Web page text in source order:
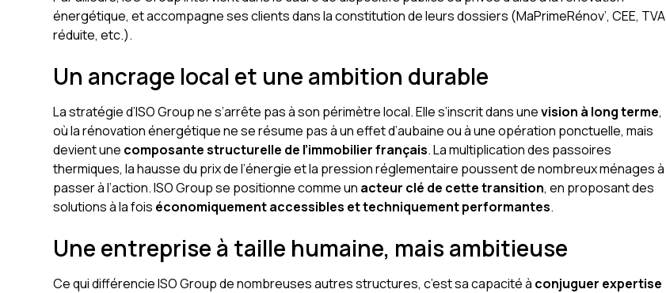
énergétique, et accompagne ses clients dans la constitution de leurs dossiers (MaPrimeRénov’, CEE, TVA
réduite, etc.).
Un ancrage local et une ambition durable
La stratégie d’ISO Group ne s’arrête pas à son périmètre local. Elle s’inscrit dans unevision à long terme,
où la rénovation énergétique ne se résume pas à un effet d’aubaine ou à une opération ponctuelle, mais
devient une composante structurelle de l’immobilier français. La multiplication des passoires
thermiques, la hausse du prix de l’énergie et la pression réglementaire poussent de nombreux ménages à
passer à l’action. ISO Group se positionne comme un acteur clé de cette transition, en proposant des
solutions à la fois économiquement accessibles et techniquement performantes.
Une entreprise à taille humaine, mais ambitieuse
Ce qui différencie ISO Group de nombreuses autres structures, c’est sa capacité à conjuguer expertise